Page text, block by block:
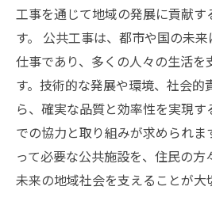
工事を通じて地域の発展に貢献す
す。 公共工事は、都市や国の未
仕事であり、多くの人々の生活を
す。技術的な発展や環境、社会的
ら、確実な品質と効率性を実現
での協力と取り組みが求められま
って必要な公共施設を、住民の方
未来の地域社会を支えることが大